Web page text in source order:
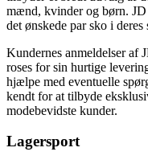
mænd, kvinder og børn.
det ønskede par sko i deres
Kundernes anmeldelser af
roses for sin hurtige
hjælpe med eventuelle
kendt for at tilbyde
modebevidste kunder.
Lagersport